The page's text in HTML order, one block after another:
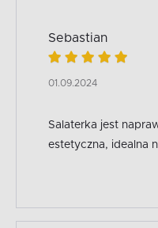
Sebastian
01.09.2024
Salaterka jest
estetyczna, idealna